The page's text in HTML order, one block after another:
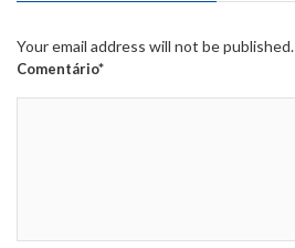
Your email address will not be published.
Comentário*